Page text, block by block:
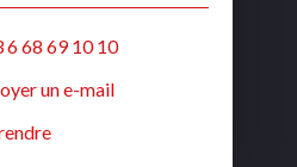
6 68 69 10 10
un e-mail